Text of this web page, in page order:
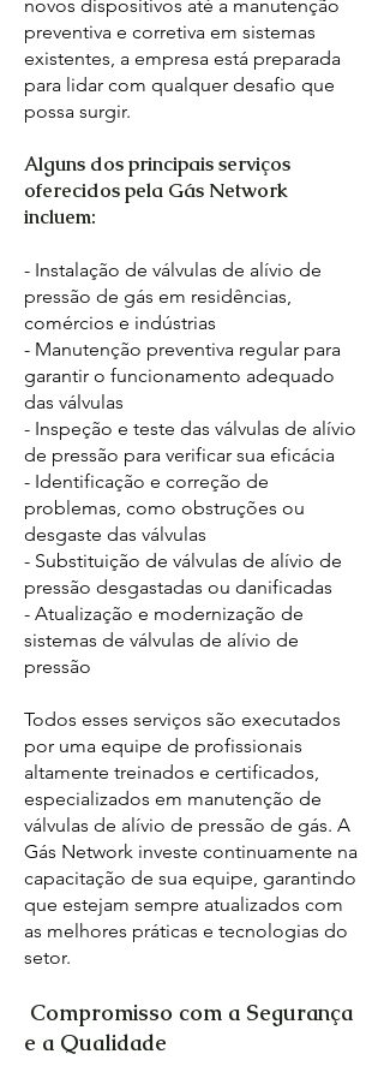
novos dispositivos até a manutenção
preventiva e corretiva em sistemas
existentes, a empresa está preparada
para lidar com qualquer desafio que
possa surgir.
Alguns dos principais serviços
oferecidos pela Gás Network
incluem:
- Instalação de válvulas de alívio de
pressão de gás em residências,
comércios e indústrias
- Manutenção preventiva regular para
garantir o funcionamento adequado
das válvulas
- Inspeção e teste das válvulas de alívio
de pressão para verificar sua eficácia
- Identificação e correção de
problemas, como obstruções ou
desgaste das válvulas
- Substituição de válvulas de alívio de
pressão desgastadas ou danificadas
- Atualização e modernização de
sistemas de válvulas de alívio de
pressão
Todos esses serviços são executados
por uma equipe de profissionais
altamente treinados e certificados,
especializados em manutenção de
válvulas de alívio de pressão de gás. A
Gás Network investe continuamente na
capacitação de sua equipe, garantindo
que estejam sempre atualizados com
as melhores práticas e tecnologias do
setor.
Compromisso com a Segurança
e a Qualidade